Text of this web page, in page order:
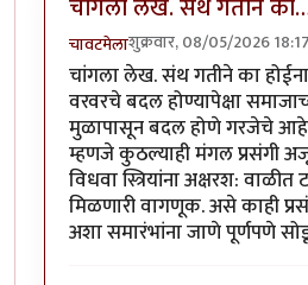
चांगला लेख. संथ गतीने
चावटमेलाशुक्रवार, 08/05/2026 18:17
चांगला लेख. संथ गतीने का
वरवरचे बदल होण्यापेक्षा
मुळापासून बदल होणे गरजेचे
म्हणजे कुठल्याही मंगल प्रसंगी
विधवा स्त्रियांना अक्षरश:
मिळणारी वागणूक. असे काही
अशा समारंभांना जाणे पूर्णपणे